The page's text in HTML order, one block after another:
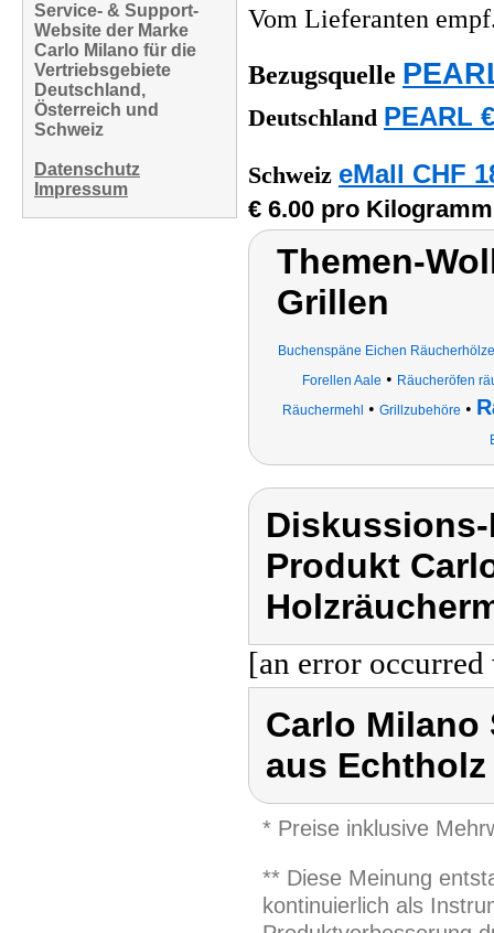
Service- & Support-
Website der Marke
Carlo Milano für die
Vertriebsgebiete
Deutschland,
Österreich und
Schweiz
Datenschutz
Impressum
Vom Lieferanten
Bezugsquelle
Deutschland PEARL
Schweiz eMall CHF
€ 6.00 pro Kilogramm
Themen-
Grillen
Buchenspäne Eichen
Forellen Aale • Räucheröfen
Räuchermehl
• Grillzubehöre •
Produkt
[an error
Carlo Milano
aus Echtholz
* Preise inklusive
** Diese Meinung
kontinuierlich als